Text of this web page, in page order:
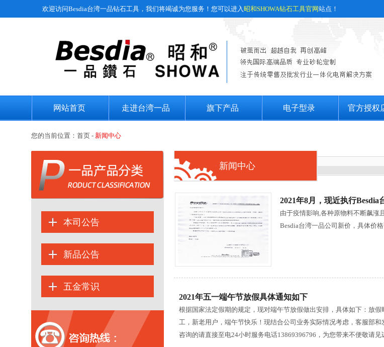
欢迎访问Besdia台湾一品钻石工具，我们将竭诚为您服务！您可以进入 昭和SHOWA钻石工具官网站点！
网站首页 走进台湾一品 旗下产品 电子型录 官方授权
您的当前位置： 首页 - 新闻中心
本司公告
新品公告
五金常识
新闻中心
2021年8月，现近执行
由于疫情影响,各种原物料不断飙涨
Besdia台湾一品公司新价，具体价
2021年五一端午节放假具体通知如下
根据国家法定假期的规定，现对端午节放假做出安排，具体如下：放
工，新老用户，端午节快乐！现结合公司业务实际情况考虑，客服部
咨询的请直接至电24小时服务电话13869396796，为您带来不便敬请见